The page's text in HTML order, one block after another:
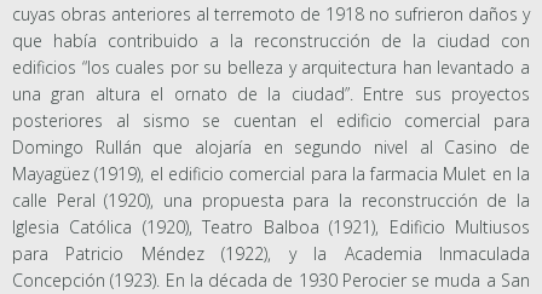
cuyas obras anteriores al terremoto de 1918 no sufrieron daños y
que había contribuido a la reconstrucción de la ciudad con
edificios “los cuales por su belleza y arquitectura han levantado a
una gran altura el ornato de la ciudad”. Entre sus proyectos
posteriores al sismo se cuentan el edificio comercial para
Domingo Rullán que alojaría en segundo nivel al Casino de
Mayagüez (1919), el edificio comercial para la farmacia Mulet en la
calle Peral (1920), una propuesta para la reconstrucción de la
Iglesia Católica (1920), Teatro Balboa (1921), Edificio Multiusos
para Patricio Méndez (1922), y la Academia Inmaculada
Concepción (1923). En la década de 1930 Perocier se muda a San